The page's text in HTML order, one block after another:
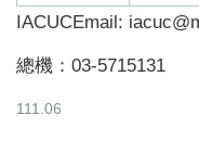
IACUCEmail:
總機：03-5715131
111.06